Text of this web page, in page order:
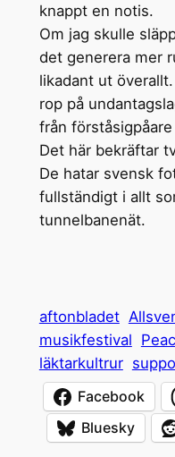
knappt en notis.
Om jag skulle
det generera mer
likadant ut
rop på
från
Det här bekräftar
De hatar svensk
fullständigt i allt
tunnelbanenät.
aftonbladet
musikfestival
läktarkultrur
Facebook
Bluesky